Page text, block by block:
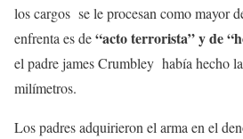
los cargos se le procesan como mayor
enfrenta es de“acto terrorista” y de
el padre james Crumbley había hecho
milímetros.
Los padres adquirieron el arma en el